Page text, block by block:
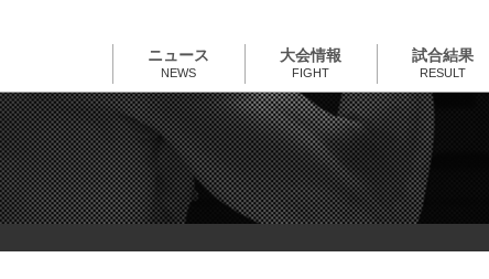
ニュース
NEWS
大会情報
FIGHT
試合結果
RESULT